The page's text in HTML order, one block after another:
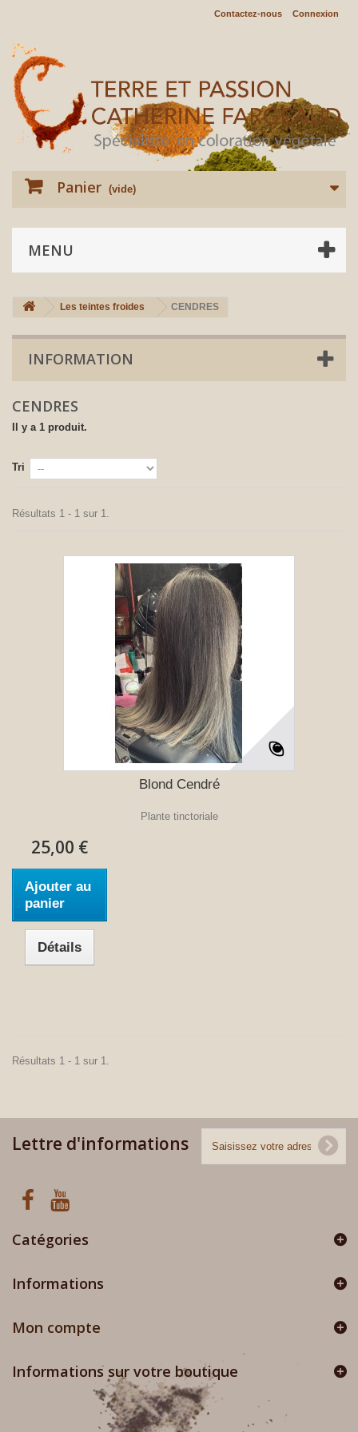
Connexion
Contactez-nous
Panier (vide)
MENU
Les teintes froides CENDRES
INFORMATION
CENDRES
Il y a 1 produit.
Tri
Résultats 1 - 1 sur 1.
Blond Cendré
Plante tinctoriale
25,00 €
Ajouter au
panier
Détails
Résultats 1 - 1 sur 1.
Lettre d'informations
Catégories
Informations
Mon compte
Informations sur votre boutique